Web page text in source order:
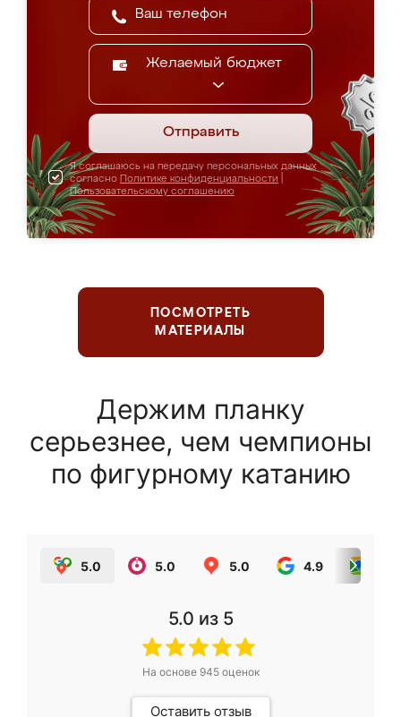
Желаемый бюджет
Отправить
Я соглашаюсь на передачу персональных данных
согласно Политике конфиденциальности
Пользовательскому соглашению
ПОСМОТРЕТЬ
МАТЕРИАЛЫ
Держим планку
серьезнее, чем чемпионы
по фигурному катанию
5.0 5.0 5.0 4.9
5.0 из 5
На основе 945оценок
Оставить отзыв